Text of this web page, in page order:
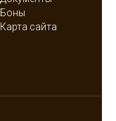
Боны
Карта сайта